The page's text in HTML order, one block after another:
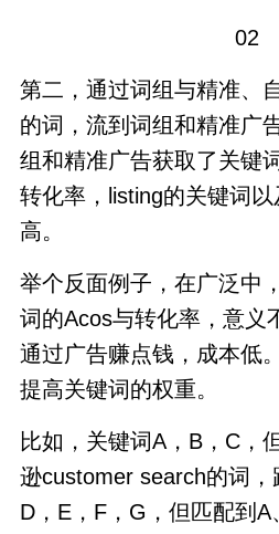
02
第二，通过词组与精准、
的词，流到词组和精准广
组和精准广告获取了关键
转化率，listing的关键词
高。
举个反面例子，在广泛中
词的Acos与转化率，意义
通过广告赚点钱，成本低
提高关键词的权重。
比如，关键词A，B，C，
逊customer search的词
D，E，F，G，但匹配到